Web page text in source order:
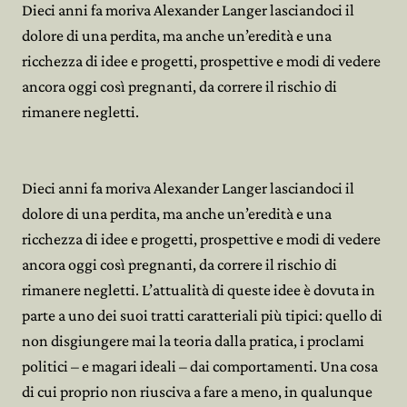
Alexander Langer
Archivio 
Partecipa
Dieci anni fa moriva Alexander Langer lasciandoci il
dolore di una perdita, ma anche un’eredità e una
ricchezza di idee e progetti, prospettive e modi di vedere
ancora oggi così pregnanti, da correre il rischio di
rimanere negletti.
Dieci anni fa moriva Alexander Langer lasciandoci il
dolore di una perdita, ma anche un’eredità e una
ricchezza di idee e progetti, prospettive e modi di vedere
ancora oggi così pregnanti, da correre il rischio di
rimanere negletti. L’attualità di queste idee è dovuta in
parte a uno dei suoi tratti caratteriali più tipici: quello di
non disgiungere mai la teoria dalla pratica, i proclami
politici – e magari ideali – dai comportamenti. Una cosa
di cui proprio non riusciva a fare a meno, in qualunque